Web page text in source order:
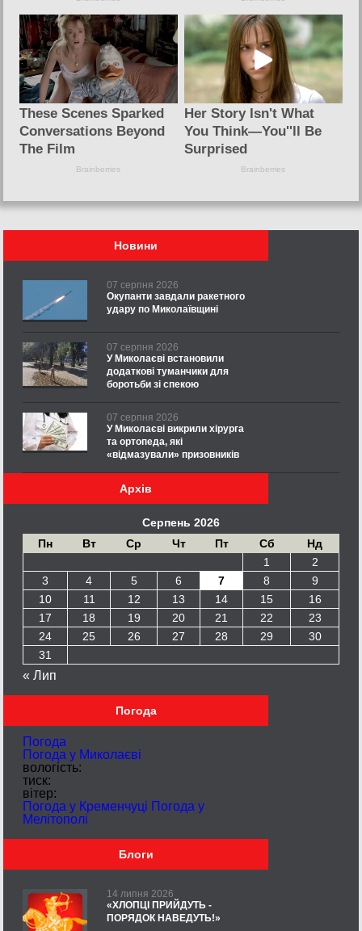
Новини
07 серпня 2026
Окупанти завдали ракетного
удару по Миколаївщині
07 серпня 2026
У Миколаєві встановили
додаткові туманчики для
боротьби зі спекою
07 серпня 2026
У Миколаєві викрили хірурга
та ортопеда, які
«відмазували» призовників
Архів
Серпень 2026
Пн
Вт Ср Чт Пт Сб
Нд
1
2
3
4 5 6 7 8
9
10
11 12 13 14 15
16
17
18 19 20 21 22
23
24
25 26 27 28 29
30
31
« Лип
Погода
Погода
Погода у Миколаєві
вологість:
тиск:
вітер:
Погода у Кременчуці Погода у
Мелітополі
Блоги
14 липня 2026
«ХЛОПЦІ ПРИЙДУТЬ -
ПОРЯДОК НАВЕДУТЬ!»